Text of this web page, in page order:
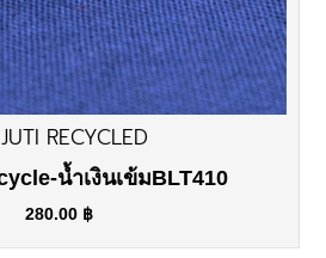
RECYCLED
น้ำเงินเข้มBLT410
280.00 ฿